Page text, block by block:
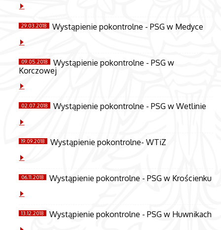
29.03.2018 Wystąpienie pokontrolne - PSG w Medyce
09.05.2018 Wystąpienie pokontrolne - PSG w
Korczowej
02.07.2018 Wystąpienie pokontrolne - PSG w Wetlinie
19.09.2018 Wystąpienie pokontrolne- WTiZ
06.11.2018 Wystąpienie pokontrolne - PSG w Krościenku
13.12.2018 Wystąpienie pokontrolne - PSG w Huwnikach